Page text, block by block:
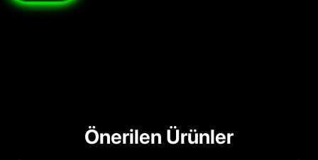
Önerilen Ürünler